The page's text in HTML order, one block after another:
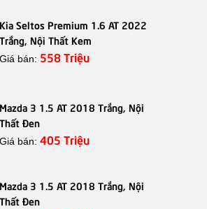
Kia Seltos Premium 1.6 AT 2022
Trắng, Nội Thất Kem
Giá bán: 558 Triệu
Mazda 3 1.5 AT 2018 Trắng, Nội
Thất Đen
Giá bán: 405 Triệu
Mazda 3 1.5 AT 2018 Trắng, Nội
Thất Đen